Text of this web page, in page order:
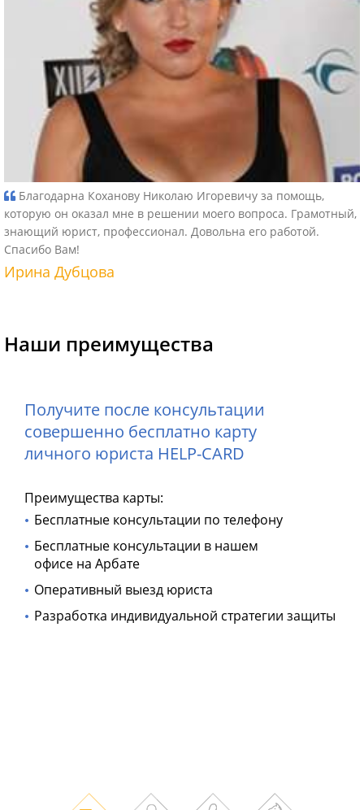
Благодарна Коханову Николаю Игоревичу за помощь,
которую он оказал мне в решении моего вопроса. Грамотный,
знающий юрист, профессионал. Довольна его работой.
Спасибо Вам!
Ирина Дубцова
Наши преимущества
Получите после консультации
совершенно бесплатно карту
личного юриста HELP-CARD
Преимущества карты:
Бесплатные консультации по телефону
Бесплатные консультации в нашем
офисе на Арбате
Оперативный выезд юриста
Разработка индивидуальной стратегии защиты